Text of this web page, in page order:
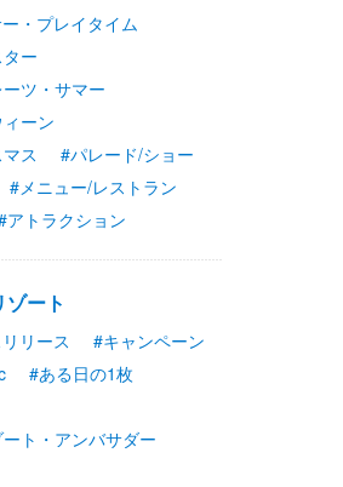
・プレイタイム
ー
ツ・サマー
ーン
ス
#パレード/ショー
#メニュー/レストラン
アトラクション
ート
リース
#キャンペーン
#ある日の1枚
ト・アンバサダー